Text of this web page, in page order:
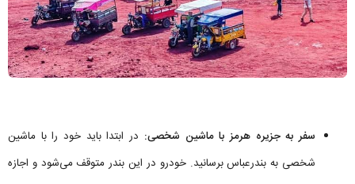
سفر به جزیره هرمز با ماشین شخصی: در ابتدا باید خود را با ماشین
شخصی به بندرعباس برسانید. خودرو در این بندر متوقف می‌شود و اجازه